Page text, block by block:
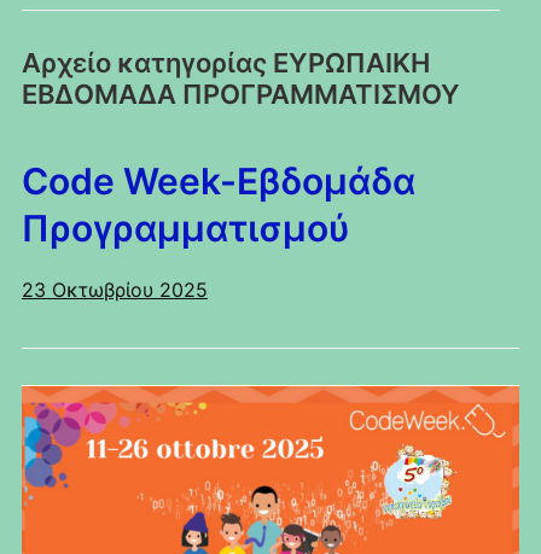
Αρχείο κατηγορίας ΕΥΡΩΠΑΙΚΗ
ΕΒΔΟΜΑΔΑ ΠΡΟΓΡΑΜΜΑΤΙΣΜΟΥ
Code Week-Εβδομάδα
Προγραμματισμού
23 Οκτωβρίου 2025